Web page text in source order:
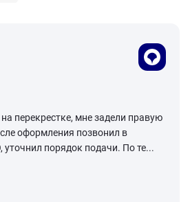
перекрестке, мне задели правую
оформления позвонил в
порядок подачи. По те...